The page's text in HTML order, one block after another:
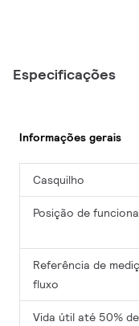
Especificações
Informações gerais
Casquilho
Posição de
Referência de
fluxo
Vida útil até 50%